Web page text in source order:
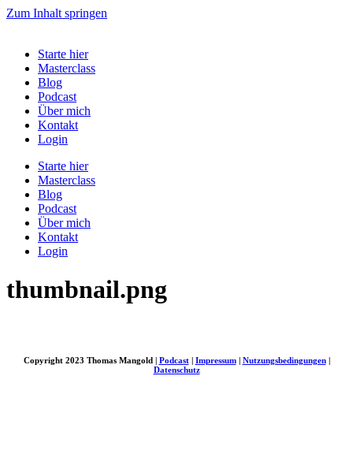
Zum Inhalt springen
Starte hier
Masterclass
Blog
Podcast
Über mich
Kontakt
Login
Starte hier
Masterclass
Blog
Podcast
Über mich
Kontakt
Login
thumbnail.png
Copyright 2023 Thomas Mangold | Podcast| Impressum| Nutzungsbedingungen|
Datenschutz